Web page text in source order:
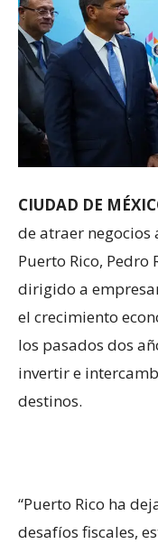
CIUDAD DE
de atraer negocios
Puerto Rico,
dirigido a
el crecimiento
los pasados dos
invertir e
destinos.
“Puerto Rico ha
desafíos fiscales,